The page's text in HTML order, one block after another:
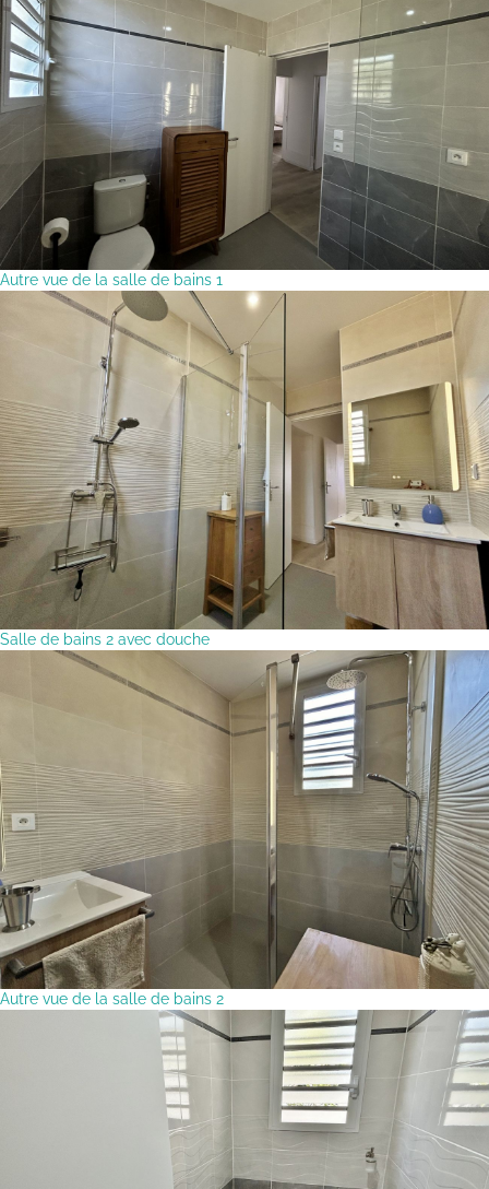
Autre vue de la salle de bains 1
Salle de bains 2 avec douche
Autre vue de la salle de bains 2